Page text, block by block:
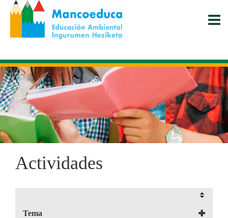
Pasar
contenido
principal
Actividades
Tema